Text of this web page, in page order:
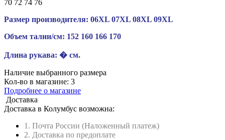
70 72 74 76
Размер производителя: 06XL 07XL 08XL 09XL
Объем талии/см: 152 160 166 170
Длина рукава: � см.
Наличие выбранного размера
Кол-во в магазине: 3
Подробнее о магазине
Доставка
Доставка в Колумбус возможна:
1. Почта России (Наложенный платеж)
2. Доставка по предоплате